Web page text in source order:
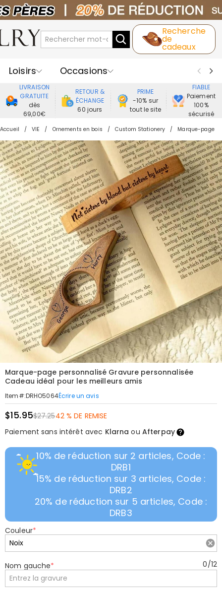
Recherche
de
cadeaux
Loisirs
Occasions
Destinataires
Meilleure Ventes
Nouveaux
Vêtement
LIVRAISON
GRATUITE
dès
69,00€
RETOUR &
ÉCHANGE
60 jours
PRIME
-10% sur
tout le site
FIABLE
Paiement
100%
sécurisé
Accueil VIE Ornements en bois Custom Stationery Marque-page
Marque-page personnalisé Gravure personnalisée
Cadeau idéal pour les meilleurs amis
Item#:DRHO5064Écrire un avis
$15.95$27.2542 % DE REMISE
Paiement sans intérêt avec Klarna ou Afterpay
10% de réduction sur 2 articles, Code :
DRB1
15% de réduction sur 3 articles, Code :
DRB2
20% de réduction sur 5 articles, Code :
DRB3
Couleur*
Nom gauche* 0/12